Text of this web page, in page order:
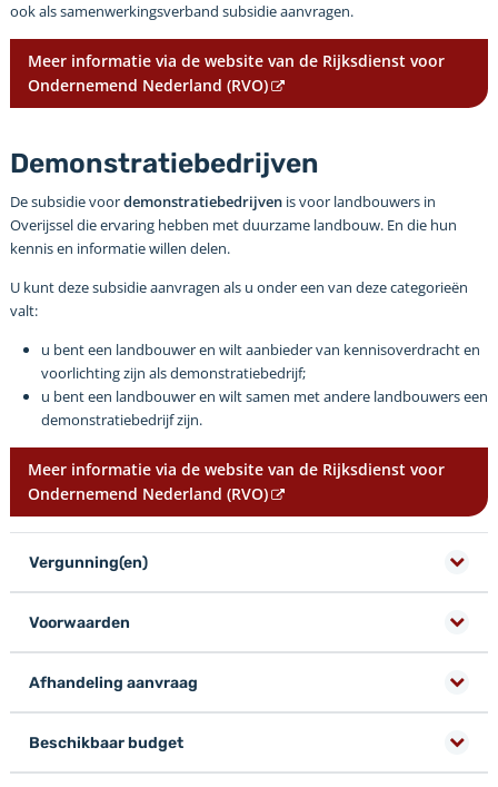
ook als samenwerkingsverband subsidie aanvragen.
Meer informatie via de website van de Rijksdienst voor
Ondernemend Nederland (RVO)
Demonstratiebedrijven
De subsidie voordemonstratiebedrijvenis voor landbouwers in
Overijssel die ervaring hebben met duurzame landbouw. En die hun
kennis en informatie willen delen.
U kunt deze subsidie aanvragen als u onder een van deze categorieën
valt:
u bent een landbouwer en wilt aanbieder van kennisoverdracht en
voorlichting zijn als demonstratiebedrijf;
u bent een landbouwer en wilt samen met andere landbouwers een
demonstratiebedrijf zijn.
Meer informatie via de website van de Rijksdienst voor
Ondernemend Nederland (RVO)
Vergunning(en)
Voorwaarden
Afhandeling aanvraag
Beschikbaar budget